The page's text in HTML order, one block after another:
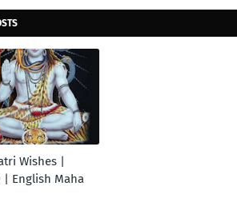
Wishes |
English Maha